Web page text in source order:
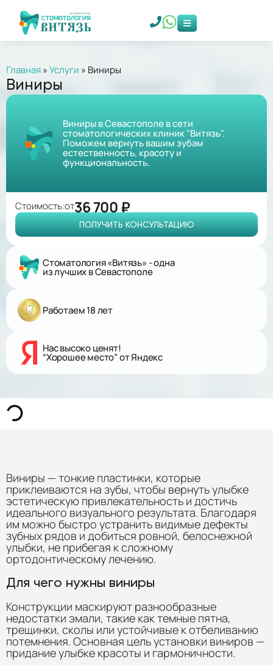
Главная»Услуги » Виниры
Виниры
Виниры в Севастополе в сети
стоматологических клиник "Витязь".
Поможем вернуть вашим зубам
естественность, красоту и
функциональность.
ПОЛУЧИТЬ КОНСУЛЬТАЦИЮ
Стоимость:от36 700 ₽
Стоматология «Витязь» - одна
из лучших в Севастополе
Работаем 18 лет
Нас высоко ценят!
“Хорошее место” от Яндекс
Виниры — тонкие пластинки, которые
приклеиваются на зубы, чтобы вернуть улыбке
эстетическую привлекательность и достичь
идеального визуального результата. Благодаря
им можно быстро устранить видимые дефекты
зубных рядов и добиться ровной, белоснежной
улыбки, не прибегая к сложному
ортодонтическому лечению.
Для чего нужны виниры
Конструкции маскируют разнообразные
недостатки эмали, такие как темные пятна,
трещинки, сколы или устойчивые к отбеливанию
потемнения. Основная цель установки виниров —
придание улыбке красоты и гармоничности.